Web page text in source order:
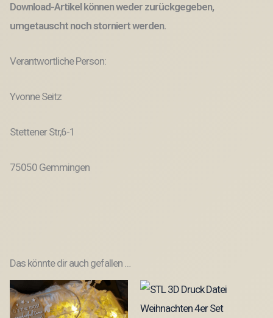
Download-Artikel können weder zurückgegeben,
umgetauscht noch storniert werden.
Verantwortliche Person:
Yvonne Seitz
Stettener Str,6-1
75050 Gemmingen
Das könnte dir auch gefallen …